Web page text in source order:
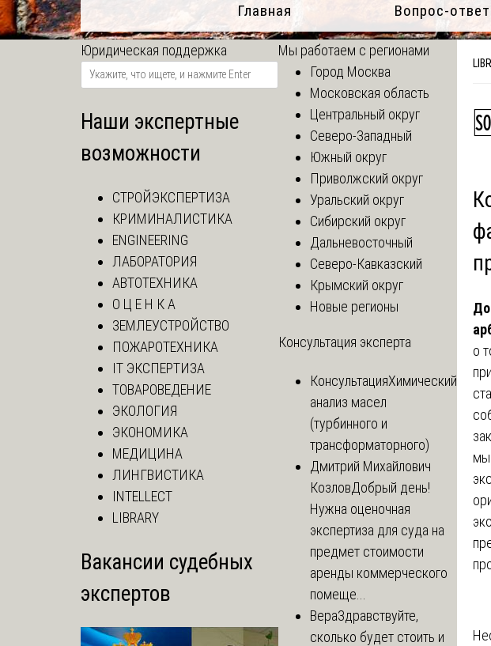
Главная Вопрос-ответ
о
мы
Юридическая поддержка
Наши экспертные
возможности
СТРОЙЭКСПЕРТИЗА
КРИМИНАЛИСТИКА
ENGINEERING
ЛАБОРАТОРИЯ
АВТОТЕХНИКА
О Ц Е Н К А
ЗЕМЛЕУСТРОЙСТВО
ПОЖАРОТЕХНИКА
IT ЭКСПЕРТИЗА
ТОВАРОВЕДЕНИЕ
ЭКОЛОГИЯ
ЭКОНОМИКА
МЕДИЦИНА
ЛИНГВИСТИКА
INTELLECT
LIBRARY
Вакансии судебных
экспертов
Мы работаем с регионами
Город Москва
Московская область
Центральный округ
Северо-Западный
Южный округ
Приволжский округ
Уральский округ
Сибирский округ
Дальневосточный
Северо-Кавказский
Крымский округ
Новые регионы
Консультация эксперта
КонсультацияХимический
анализ масел
(турбинного и
трансформаторного)
Дмитрий Михайлович
КозловДобрый день!
Нужна оценочная
экспертиза для суда на
предмет стоимости
аренды коммерческого
помеще...
ВераЗдравствуйте,
сколько будет стоить и